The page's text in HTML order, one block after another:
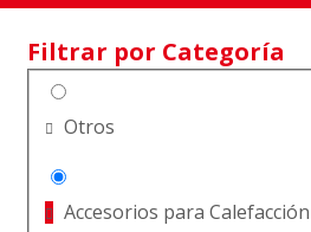
Filtrar por Categoría
Otros
Accesorios para